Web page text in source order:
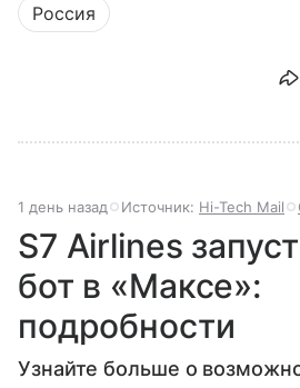
Россия
1 день назад Источник: Hi-Tech Mail
S7 Airlines
бот в «Максе»:
подробности
Узнайте больше о